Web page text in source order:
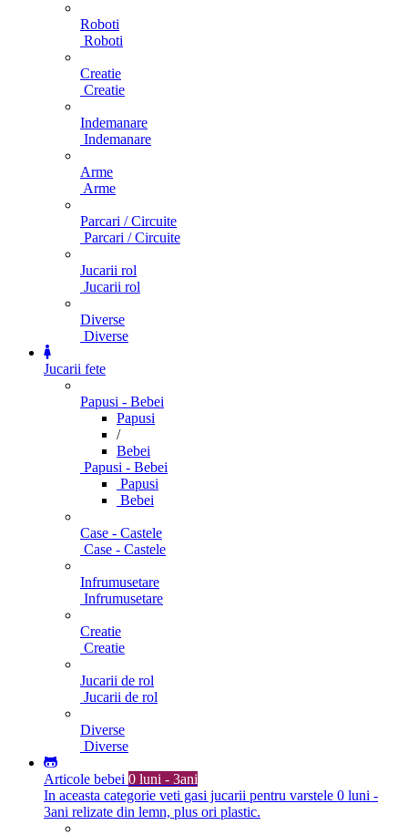
Roboti
Roboti
Creatie
Creatie
Indemanare
Indemanare
Arme
Arme
Parcari / Circuite
Parcari / Circuite
Jucarii rol
Jucarii rol
Diverse
Diverse
Jucarii fete
Papusi - Bebei
Papusi
/
Bebei
Papusi - Bebei
Papusi
Bebei
Case - Castele
Case - Castele
Infrumusetare
Infrumusetare
Creatie
Creatie
Jucarii de rol
Jucarii de rol
Diverse
Diverse
Articole bebei 0 luni - 3ani
In aceasta categorie veti gasi jucarii pentru varstele 0 luni -
3ani relizate din lemn, plus ori plastic.